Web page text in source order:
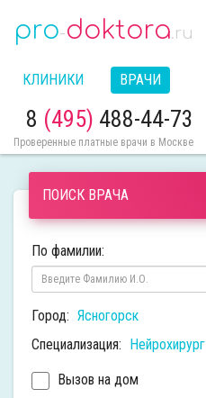
pro-doktora.ru
КЛИНИКИ ВРАЧИ
8 (495) 488-44-73
Проверенные платные врачи в Москве
ПОИСК ВРАЧА
По фамилии:
Город: Ясногорск
Специализация: Нейрохирург
Вызов на дом